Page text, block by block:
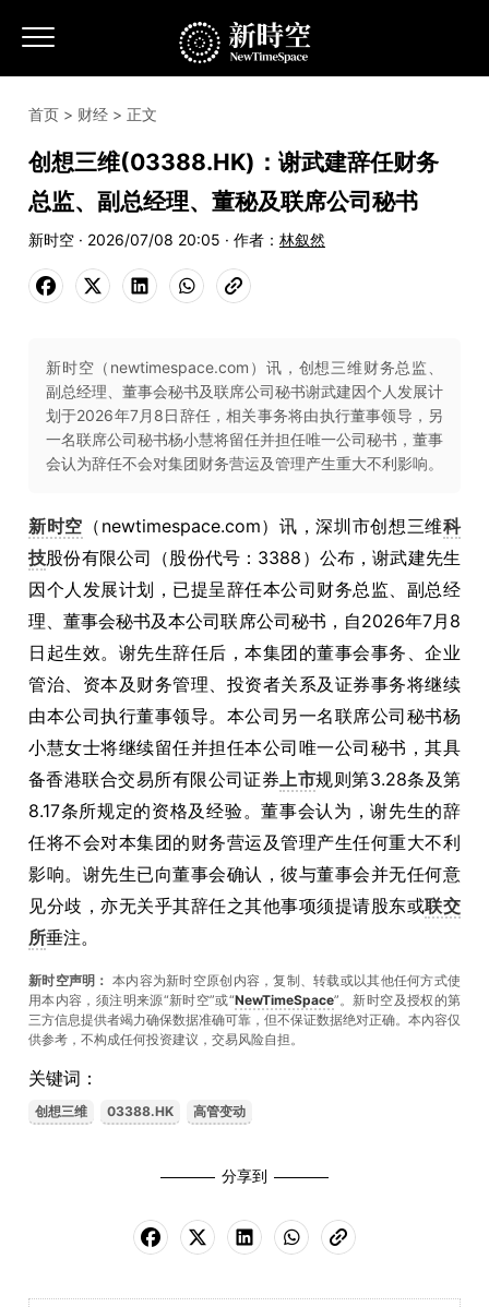
首页 > 财经 > 正文
创想三维(03388.HK)：谢武建辞任财务
总监、副总经理、董秘及联席公司秘书
新时空 · 2026/07/08 20:05 · 作者： 林叙然
新时空（newtimespace.com）讯，创想三维财务总监、
副总经理、董事会秘书及联席公司秘书谢武建因个人发展计
划于2026年7月8日辞任，相关事务将由执行董事领导，另
一名联席公司秘书杨小慧将留任并担任唯一公司秘书，董事
会认为辞任不会对集团财务营运及管理产生重大不利影响。
新时空 （newtimespace.com）讯，深圳市创想三维科
技股份有限公司（股份代号：3388）公布，谢武建先生
因个人发展计划，已提呈辞任本公司财务总监、副总经
理、董事会秘书及本公司联席公司秘书，自2026年7月8
日起生效。谢先生辞任后，本集团的董事会事务、企业
管治、资本及财务管理、投资者关系及证券事务将继续
由本公司执行董事领导。本公司另一名联席公司秘书杨
小慧女士将继续留任并担任本公司唯一公司秘书，其具
备香港联合交易所有限公司证券上市规则第3.28条及第
8.17条所规定的资格及经验。董事会认为，谢先生的辞
任将不会对本集团的财务营运及管理产生任何重大不利
影响。谢先生已向董事会确认，彼与董事会并无任何意
见分歧，亦无关乎其辞任之其他事项须提请股东或联交
所垂注。
新时空声明： 本内容为新时空原创内容，复制、转载或以其他任何方式使
用本内容，须注明来源“新时空”或“NewTimeSpace”。新时空及授权的第
三方信息提供者竭力确保数据准确可靠，但不保证数据绝对正确。本內容仅
供参考，不构成任何投资建议，交易风险自担。
关键词：
创想三维 03388.HK 高管变动
分享到